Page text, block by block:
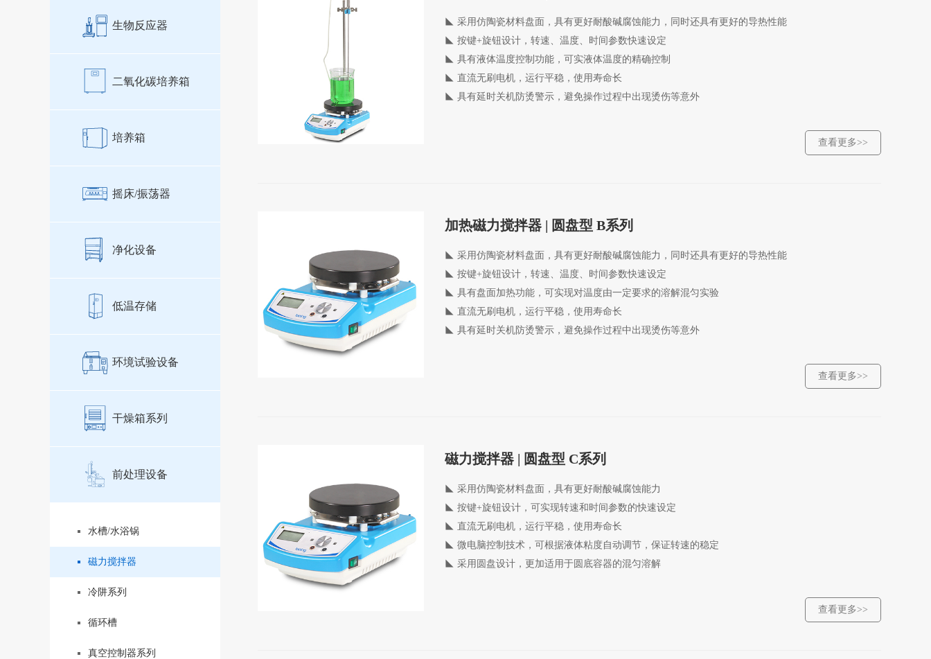
生物反应器
二氧化碳培养箱
培养箱
摇床/振荡器
净化设备
低温存储
环境试验设备
干燥箱系列
前处理设备
水槽/水浴锅
磁力搅拌器
冷阱系列
循环槽
真空控制器系列
◣ 采用仿陶瓷材料盘面，具有更好耐酸碱腐蚀能力，同时还具有更好的导热性能
◣ 按键+旋钮设计，转速、温度、时间参数快速设定
◣ 具有液体温度控制功能，可实液体温度的精确控制
◣ 直流无刷电机，运行平稳，使用寿命长
◣ 具有延时关机防烫警示，避免操作过程中出现烫伤等意外
查看更多>>
加热磁力搅拌器 | 圆盘型 B系列
◣ 采用仿陶瓷材料盘面，具有更好耐酸碱腐蚀能力，同时还具有更好的导热性能
◣ 按键+旋钮设计，转速、温度、时间参数快速设定
◣ 具有盘面加热功能，可实现对温度由一定要求的溶解混匀实验
◣ 直流无刷电机，运行平稳，使用寿命长
◣ 具有延时关机防烫警示，避免操作过程中出现烫伤等意外
查看更多>>
磁力搅拌器 | 圆盘型 C系列
◣ 采用仿陶瓷材料盘面，具有更好耐酸碱腐蚀能力
◣ 按键+旋钮设计，可实现转速和时间参数的快速设定
◣ 直流无刷电机，运行平稳，使用寿命长
◣ 微电脑控制技术，可根据液体粘度自动调节，保证转速的稳定
◣ 采用圆盘设计，更加适用于圆底容器的混匀溶解
查看更多>>